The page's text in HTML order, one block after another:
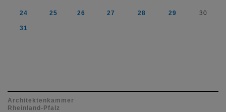
24 25 26 27 28 29 30
31
Architektenkammer
Rheinland-Pfalz